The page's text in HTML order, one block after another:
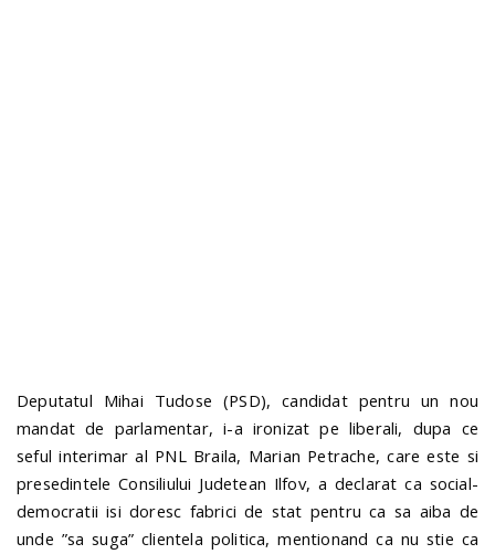
Deputatul Mihai Tudose (PSD), candidat pentru un nou
mandat de parlamentar, i-a ironizat pe liberali, dupa ce
seful interimar al PNL Braila, Marian Petrache, care este si
presedintele Consiliului Judetean Ilfov, a declarat ca social-
democratii isi doresc fabrici de stat pentru ca sa aiba de
unde ”sa suga” clientela politica, mentionand ca nu stie ca